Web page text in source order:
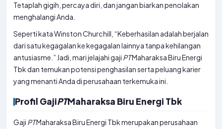
Tetaplah gigih, percaya diri, dan jangan biarkan penolakan
menghalangi Anda.
Seperti kata Winston Churchill, “Keberhasilan adalah berjalan
dari satu kegagalan ke kegagalan lainnya tanpa kehilangan
antusiasme.” Jadi, mari jelajahi gaji PTMaharaksa Biru Energi
Tbk dan temukan potensi penghasilan serta peluang karier
yang menanti Anda di perusahaan terkemuka ini.
Profil GajiPTMaharaksa Biru Energi Tbk
Gaji PTMaharaksa Biru Energi Tbk merupakan perusahaan